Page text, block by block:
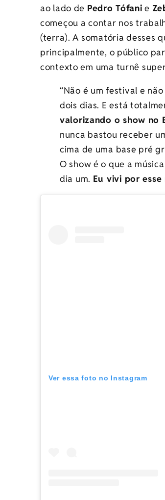
ao lado de Pedro Tófani e
começou a contar nos
(terra). A somatória desses
principalmente, o público
contexto em uma turnê
“Não é um festival e
dois dias. E está
valorizando o show no
nunca bastou receber
cima de uma base pré
O show é o que a
dia um. Eu vivi por
Ver essa foto no Instagram